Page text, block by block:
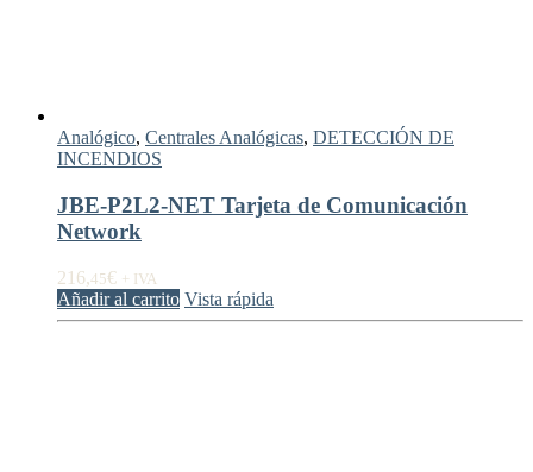
Analógico, Centrales Analógicas, DETECCIÓN DE
INCENDIOS
JBE-P2L2-NET Tarjeta de Comunicación
Network
216,45€ + IVA
Añadir al carrito Vista rápida